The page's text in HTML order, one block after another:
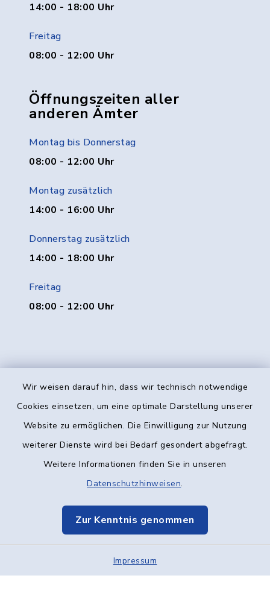
Wir weisen darauf hin, dass wir technisch notwendige
Cookies einsetzen, um eine optimale Darstellung unserer
Website zu ermöglichen. Die Einwilligung zur Nutzung
weiterer Dienste wird bei Bedarf gesondert abgefragt.
Weitere Informationen finden Sie in unseren
Datenschutzhinweisen.
Zur Kenntnis genommen
Impressum
14:00 - 18:00 Uhr
Freitag
08:00 - 12:00 Uhr
Öffnungszeiten aller
anderen Ämter
Montag bis Donnerstag
08:00 - 12:00 Uhr
Montag zusätzlich
14:00 - 16:00 Uhr
Donnerstag zusätzlich
14:00 - 18:00 Uhr
Freitag
08:00 - 12:00 Uhr
Kontakt
Datenschutz
Elektronische Kommunikation
Sitemap